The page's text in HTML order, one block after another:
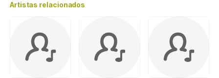
Artistas relacionados